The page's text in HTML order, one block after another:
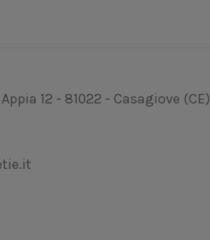
12 - 81022 - Casagiove (CE)